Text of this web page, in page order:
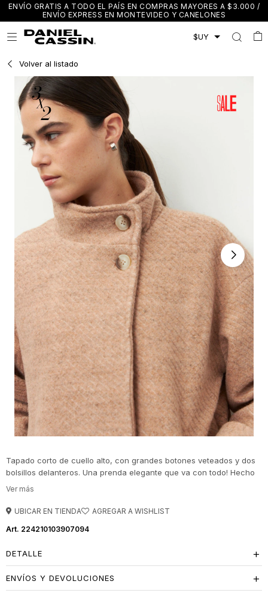
ENVÍO GRATIS A TODO EL PAÍS EN COMPRAS MAYORES A $3.000 /
ENVÍO EXPRESS EN MONTEVIDEO Y CANELONES

Volver al listado
Tapado corto de cuello alto, con grandes botones veteados y dos
bolsillos delanteros. Una prenda elegante que va con todo! Hecho
parcialmente con lana!
UBICAR EN TIENDA
224210103907094
DETALLE
ENVÍOS Y DEVOLUCIONES